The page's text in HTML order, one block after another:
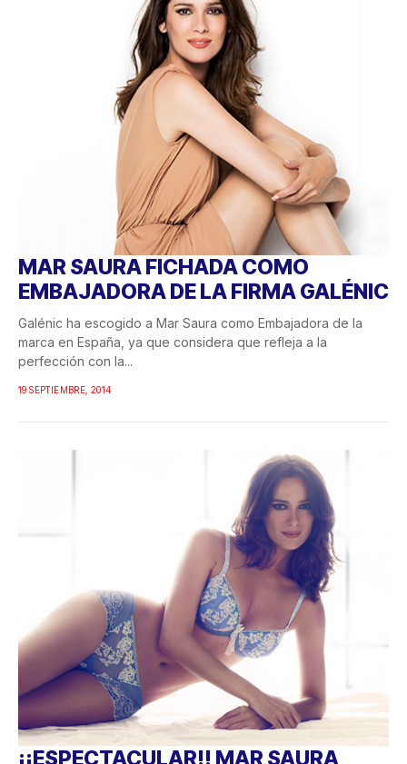
MAR SAURA FICHADA COMO
EMBAJADORA DE LA FIRMA GALÉNIC
Galénic ha escogido a Mar Saura como Embajadora de la
marca en España, ya que considera que refleja a la
perfección con la...
19 SEPTIEMBRE, 2014
¡¡ESPECTACULAR!! MAR SAURA